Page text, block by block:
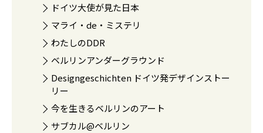
ドイツ大使が見た日本
マライ・de・ミステリ
わたしのDDR
ベルリンアンダーグラウンド
Designgeschichten ドイツ発デザインストー
リー
今を生きるベルリンのアート
サブカル@ベルリン